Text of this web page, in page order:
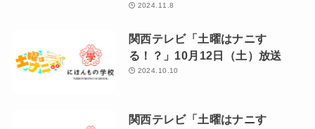
2024.11.8
関西テレビ「土曜はナニす
る！？」10月12日（土）放送
2024.10.10
関西テレビ「土曜はナニす